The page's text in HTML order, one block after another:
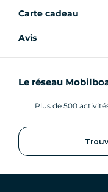
Carte cadeau
Avis
Le réseau
Plus de 500